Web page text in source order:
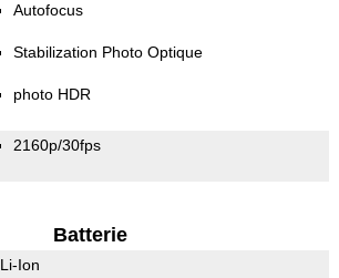
Autofocus
Stabilization Photo Optique
photo HDR
2160p/30fps
Batterie
Li-Ion